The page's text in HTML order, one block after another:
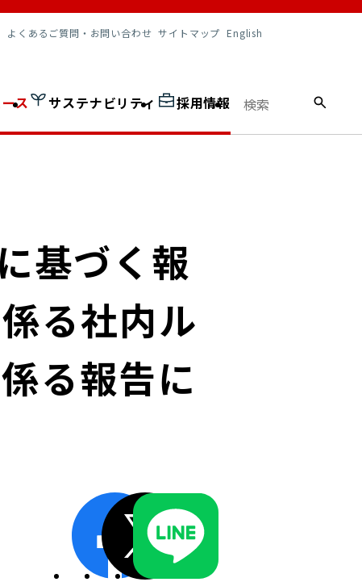
よくあるご質問・お問い合わせ サイトマップ English
ス サステナビリティ 採用情報
基づく報
る社内ル
る報告に